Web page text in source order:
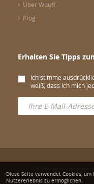
Über Wuuff
Blog
Erhalten Sie Tipps
Ich stimme
weiß, dass ich mich
Diese Seite verwendet Cookies,
Nutzererlebnis zu ermöglichen.